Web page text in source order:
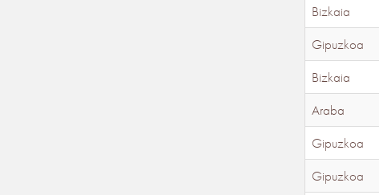
Bizkaia
Gipuzkoa
Bizkaia
Araba
Gipuzkoa
Gipuzkoa